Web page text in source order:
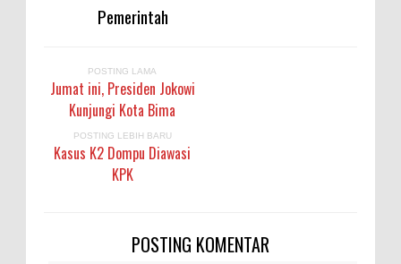
Pemerintah
POSTING LAMA
Jumat ini, Presiden Jokowi
Kunjungi Kota Bima
POSTING LEBIH BARU
Kasus K2 Dompu Diawasi
KPK
POSTING KOMENTAR